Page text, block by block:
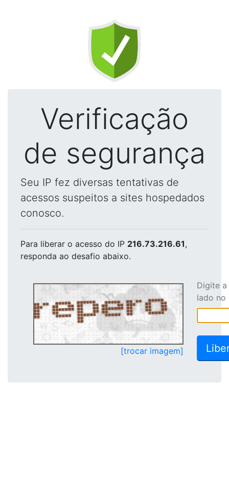
Verificação
de segurança
Seu IP fez diversas tentativas de
acessos suspeitos a sites hospedados
conosco.
Para liberar o acesso do IP 216.73.216.61,
responda ao desafio abaixo.
[trocar imagem]
Digite
lado no